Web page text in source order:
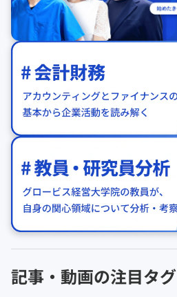
記事・動画の注目タグ